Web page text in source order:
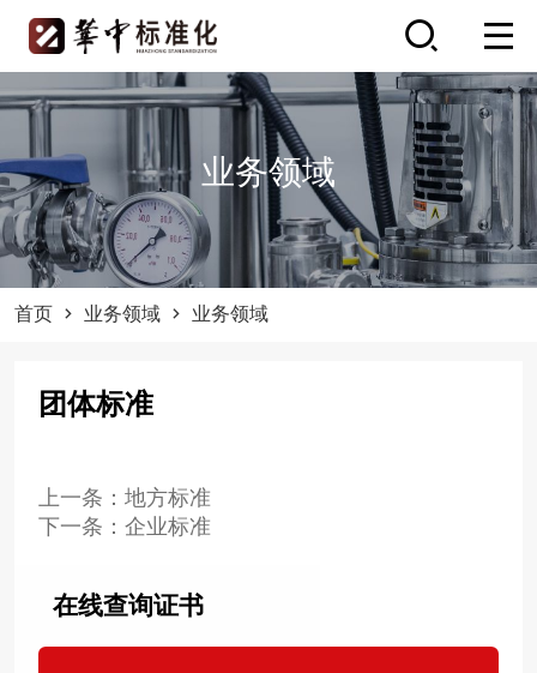
业务领域
首页 业务领域 业务领域
团体标准
上一条：地方标准
下一条：企业标准
在线查询证书